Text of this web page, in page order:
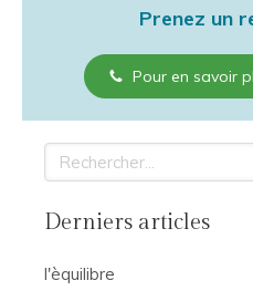
Prenez un
Pour en savoir
Rechercher
Derniers articles
l'èquilibre